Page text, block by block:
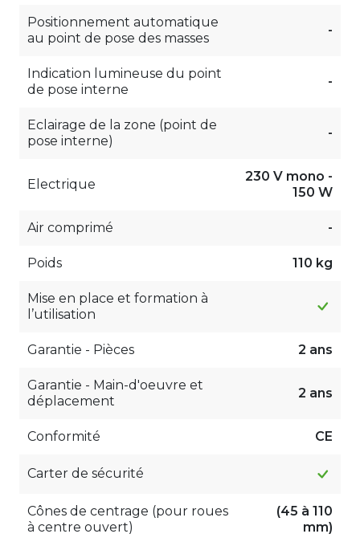
Positionnement automatique
au point de pose des masses
-
Indication lumineuse du point
de pose interne
-
Eclairage de la zone (point de
pose interne)
-
Electrique
230 V mono -
150 W
Air comprimé -
Poids 110 kg
Mise en place et formation à
l’utilisation
Garantie - Pièces 2 ans
Garantie - Main-d'oeuvre et
déplacement
2 ans
Conformité CE
Carter de sécurité
Cônes de centrage (pour roues
à centre ouvert)
(45 à 110
mm)